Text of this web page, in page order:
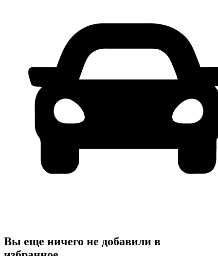
Вы еще ничего не добавили в